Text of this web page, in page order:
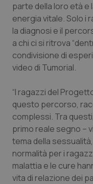
parte della loro età e
energia vitale. Solo i
la diagnosi e il
a chi ci si ritrova
condivisione di
video di Tumorial.
“I ragazzi del
questo percorso,
complessi. Tra
primo reale segno –
tema della
normalità per i
malattia e le cure
vita di relazione dei